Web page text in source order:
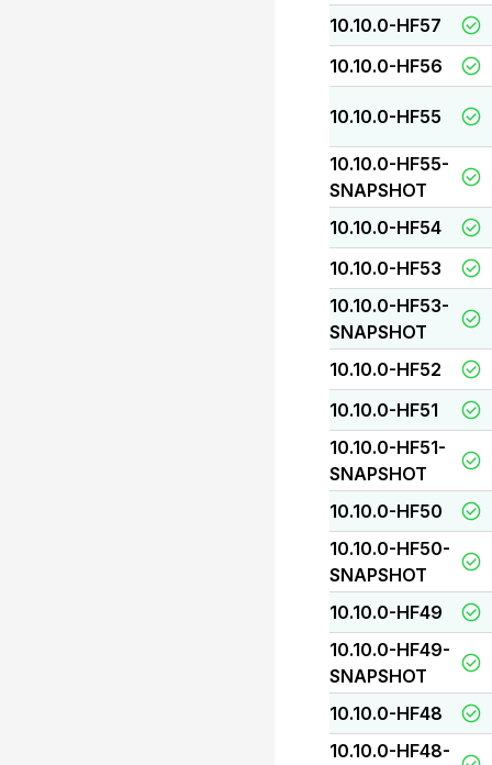
10.10.0-HF57
10.10.0-HF56
10.10.0-HF55
10.10.0-HF55-
SNAPSHOT
10.10.0-HF54
10.10.0-HF53
10.10.0-HF53-
SNAPSHOT
10.10.0-HF52
10.10.0-HF51
10.10.0-HF51-
SNAPSHOT
10.10.0-HF50
10.10.0-HF50-
SNAPSHOT
10.10.0-HF49
10.10.0-HF49-
SNAPSHOT
10.10.0-HF48
10.10.0-HF48-